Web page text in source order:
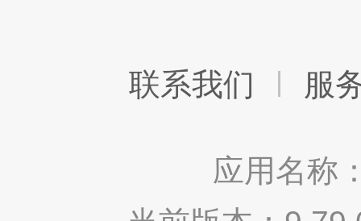
联系我们 服
应用名称